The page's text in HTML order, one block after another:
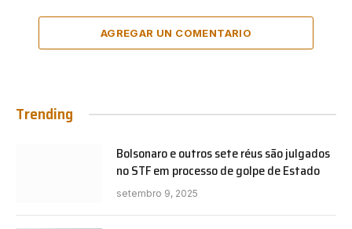
AGREGAR UN COMENTARIO
Trending
Bolsonaro e outros sete réus são julgados
no STF em processo de golpe de Estado
setembro 9, 2025